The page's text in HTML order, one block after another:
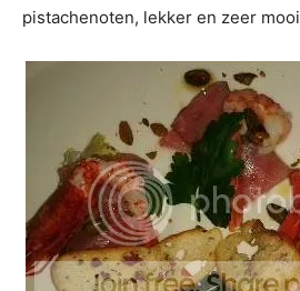
pistachenoten, lekker en zeer